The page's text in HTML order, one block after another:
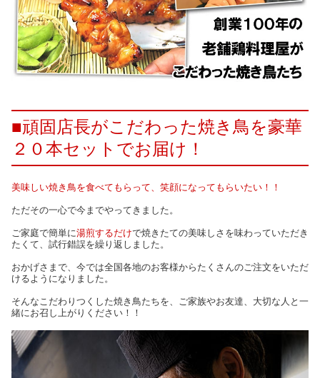
■頑固店長がこだわった焼き鳥を豪華
２０本セットでお届け！
美味しい焼き鳥を食べてもらって、笑顔になってもらいたい！！
ただその一心で今までやってきました。
ご家庭で簡単に湯煎するだけで焼きたての美味しさを味わっていただき
たくて、試行錯誤を繰り返しました。
おかげさまで、今では全国各地のお客様からたくさんのご注文をいただ
けるようになりました。
そんなこだわりつくした焼き鳥たちを、ご家族やお友達、大切な人と一
緒にお召し上がりください！！